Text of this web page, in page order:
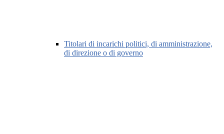
Titolari di incarichi politici, di amministrazione,
di direzione o di governo